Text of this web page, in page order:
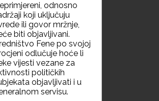
Republikanci BiH
odnosno
koji uključuju
ili govor mržnje,
biti objavljivani.
Fene po svojoj
odlučuje hoće li
vijesti vezane za
političkih
objavljivati i u
servisu.